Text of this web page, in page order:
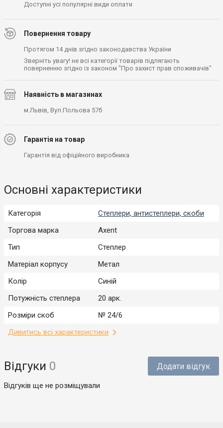
Доступні усі популярні види оплати
Повернення товару
Протягом 14 днів згідно законодавства України
Зверніть увагу! не всі категорії товарів підлягають
поверненню згідно із законом "Про захист прав споживачів"
Наявність в магазинах
м.Львів, Вул.Польова 57б
Гарантія на товар
Гарантія від офіційного виробника
Основні характеристики
Категорія
Степлери, антистеплери, скоби
Торгова марка
Axent
Тип
Степлер
Матеріал корпусу
Метал
Колір
Синій
Потужність степлера
20 арк.
Розміри скоб
№ 24/6
Дивитись всі характеристики
Відгуки 0 Додати відгук
Відгуків ще не розміщували